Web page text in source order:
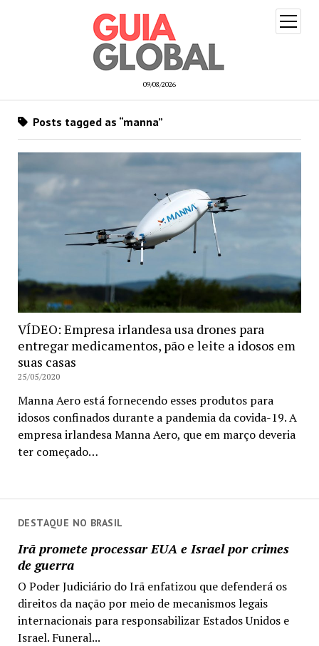
09/08/2026
open
menu
DESTAQUE NO BRASIL
Irã promete processar EUA e Israel por crimes
de guerra
O Poder Judiciário do Irã enfatizou que defenderá os
direitos da nação por meio de mecanismos legais
internacionais para responsabilizar Estados Unidos e
Israel. Funeral...
Posts tagged as “manna”
VÍDEO: Empresa irlandesa usa drones para
entregar medicamentos, pão e leite a idosos em
suas casas
25/05/2020
Manna Aero está fornecendo esses produtos para
idosos confinados durante a pandemia da covida-19. A
empresa irlandesa Manna Aero, que em março deveria
ter começado…